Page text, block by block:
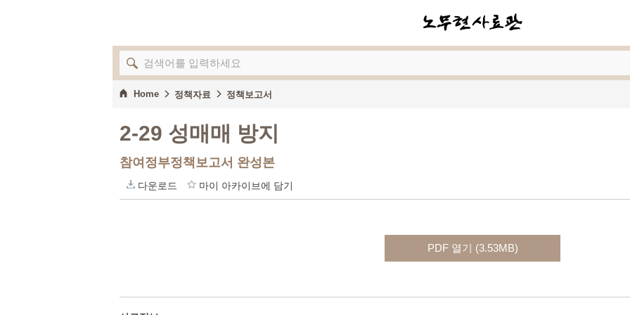
Home 정책자료 정책보고서
2-29 성매매 방지
참여정부정책보고서 완성본
다운로드 마이 아카이브에 담기
PDF 열기 (3.53MB)